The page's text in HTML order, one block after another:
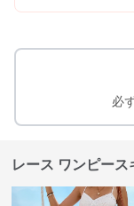
必
レース ワンピー